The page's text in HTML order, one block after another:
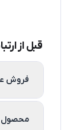
قبل از
فروش
محصول